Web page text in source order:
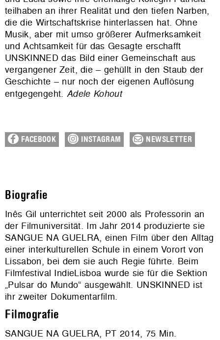
teilhaben an ihrer Realität und den tiefen Narben,
die die Wirtschaftskrise hinterlassen hat. Ohne
Musik, aber mit umso größerer Aufmerksamkeit
und Achtsamkeit für das Gesagte erschafft
UNSKINNED das Bild einer Gemeinschaft aus
vergangener Zeit, die – gehüllt in den Staub der
Geschichte – nur noch der eigenen Auflösung
entgegengeht. Adele Kohout
FACEBOOK INSTAGRAM NEWSLETTER
Biografie
Inês Gil unterrichtet seit 2000 als Professorin an
der Filmuniversität. Im Jahr 2014 produzierte sie
SANGUE NA GUELRA, einen Film über den Alltag
einer interkulturellen Schule in einem Vorort von
Lissabon, bei dem sie auch Regie führte. Beim
Filmfestival IndieLisboa wurde sie für die Sektion
„Pulsar do Mundo“ ausgewählt. UNSKINNED ist
ihr zweiter Dokumentarfilm.
Filmografie
SANGUE NA GUELRA, PT 2014, 75 Min.